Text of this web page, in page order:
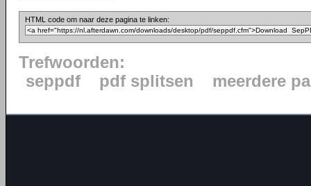
HTML code om naar deze pagina te linken:
Trefwoorden:
seppdf
pdf splitsen meerdere